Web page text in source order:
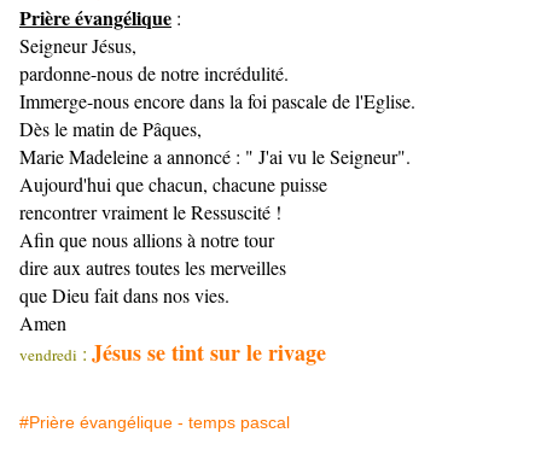
Prière évangélique :
Seigneur Jésus,
pardonne-nous de notre incrédulité.
Immerge-nous encore dans la foi pascale de l'Eglise.
Dès le matin de Pâques,
Marie Madeleine a annoncé : " J'ai vu le Seigneur".
Aujourd'hui que chacun, chacune puisse
rencontrer vraiment le Ressuscité !
Afin que nous allions à notre tour
dire aux autres toutes les merveilles
que Dieu fait dans nos vies.
Amen
vendredi : Jésus se tint sur le rivage
#Prière évangélique - temps pascal